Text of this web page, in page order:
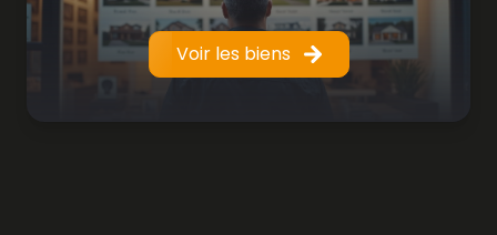
Voir les biens